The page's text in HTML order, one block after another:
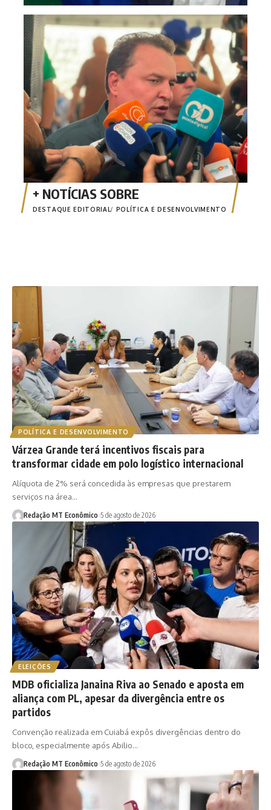
DESTAQUE EDITORIAL POLÍTICA E DESENVOLVIMENTO
POLÍTICA E DESENVOLVIMENTO
Várzea Grande terá incentivos fiscais para
transformar cidade em polo logístico internacional
Alíquota de 2% será concedida às empresas que prestarem
serviços na área…
Redação MT Econômico 5 de agosto de 2026
ELEIÇÕES
MDB oficializa Janaina Riva ao Senado e aposta em
aliança com PL, apesar da divergência entre os
partidos
Convenção realizada em Cuiabá expôs divergências dentro do
bloco, especialmente após Abilio…
Redação MT Econômico 5 de agosto de 2026